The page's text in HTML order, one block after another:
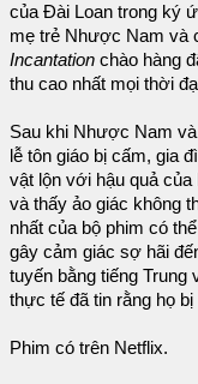
của Đài Loan trong ký
mẹ trẻ Nhược Nam và
Incantation chào hàng
thu cao nhất mọi thời
Sau khi Nhược Nam và
lễ tôn giáo bị cấm, gia
vật lộn với hậu quả
và thấy ảo giác không
nhất của bộ phim có
gây cảm giác sợ hãi
tuyến bằng tiếng Trung
thực tế đã tin rằng họ
Phim có trên Netflix.